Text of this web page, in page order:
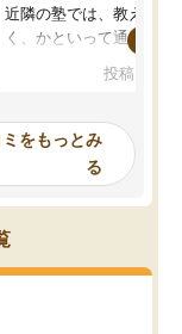
近隣の塾では、教えても
く、かといって通うには
可能なので本当に助か
らないところをピンポイ
頂いて、とてもわかり
していました。一生を
スト、多少お金がかかっ
思い切って入塾してよか
投稿日：
をもっとみ
る